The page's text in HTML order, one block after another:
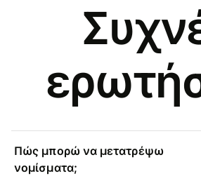
Πώς μπορώ να μετατρέψω
νομίσματα;